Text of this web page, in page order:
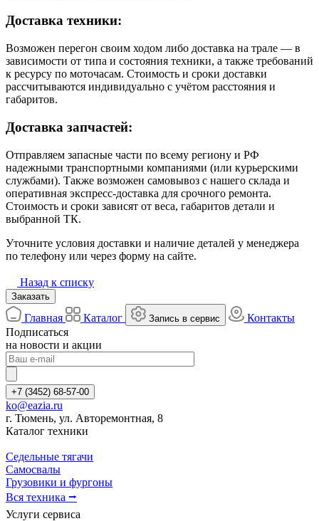
Доставка техники:
Возможен перегон своим ходом либо доставка на трале — в
зависимости от типа и состояния техники, а также требований
к ресурсу по моточасам. Стоимость и сроки доставки
рассчитываются индивидуально с учётом расстояния и
габаритов.
Доставка запчастей:
Отправляем запасные части по всему региону и РФ
надежными транспортными компаниями (или курьерскими
службами). Также возможен самовывоз с нашего склада и
оперативная экспресс-доставка для срочного ремонта.
Стоимость и сроки зависят от веса, габаритов детали и
выбранной ТК.
Уточните условия доставки и наличие деталей у менеджера
по телефону или через форму на сайте.
Назад к списку
Заказать
Главная Каталог Запись в сервис
Контакты
Подписаться
на новости и акции
+7 (3452) 68-57-00
ko@eazia.ru
г. Тюмень, ул. Авторемонтная, 8
Каталог техники
Седельные тягачи
Самосвалы
Грузовики и фургоны
Вся техника ⭢
Услуги сервиса